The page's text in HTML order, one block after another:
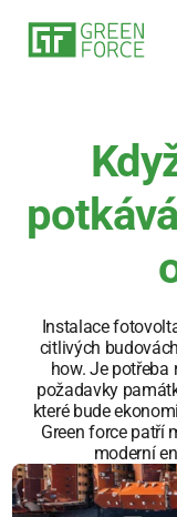
Instalace
citlivých
how. Je potřeba
požadavky
které bude
Green force patří
moderní